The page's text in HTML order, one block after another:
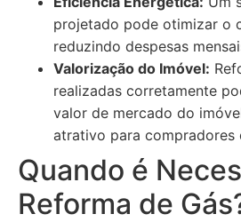
projetado pode otimizar o
reduzindo despesas
Valorização do Imóvel:
realizadas corretamente
valor de mercado do
atrativo para compradores
Quando é
Reforma de